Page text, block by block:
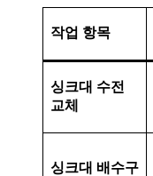
작업 항목
싱크대 수전
교체
싱크대 배수구